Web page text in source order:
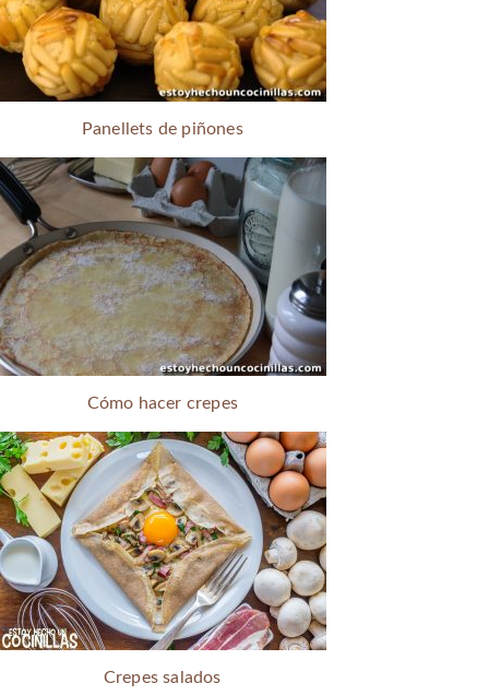
Panellets de piñones
Cómo hacer crepes
Crepes salados